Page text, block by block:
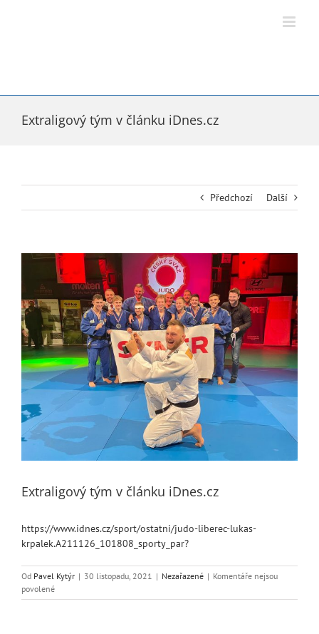
Extraligový tým v článku iDnes.cz
Předchozí Další
Zobrazit
obrázek
Extraligový tým v článku iDnes.cz
https://www.idnes.cz/sport/ostatni/judo-liberec-lukas-
krpalek.A211126_101808_sporty_par?
Od Pavel Kytýr | 30 listopadu, 2021 | Nezařazené | Komentáře nejsou
povolenéu
textu